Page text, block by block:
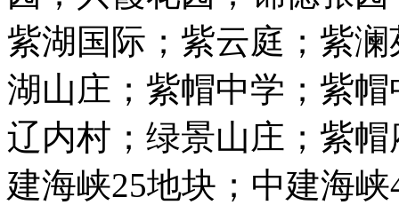
紫湖国际；紫云庭；紫
湖山庄；紫帽中学；紫
辽内村；绿景山庄；紫
建海峡25地块；中建海